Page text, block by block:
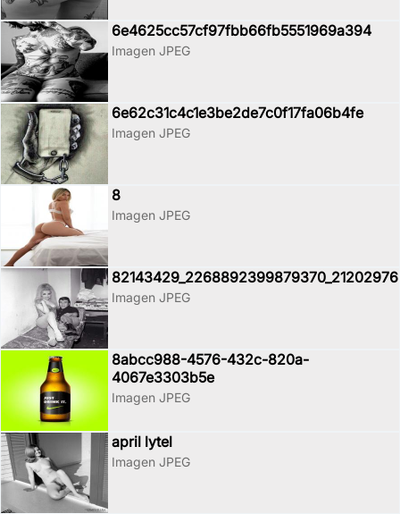
6e4625cc57cf97fbb66fb5551969a394
Imagen JPEG
6e62c31c4c1e3be2de7c0f17fa06b4fe
Imagen JPEG
8
Imagen JPEG
Imagen JPEG
8abcc988-4576-432c-820a-
4067e3303b5e
Imagen JPEG
april lytel
Imagen JPEG